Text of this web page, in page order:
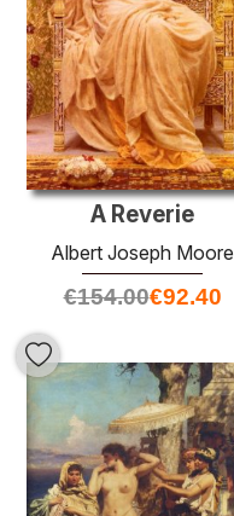
A Reverie
Albert Joseph Moore
€154.00€92.40